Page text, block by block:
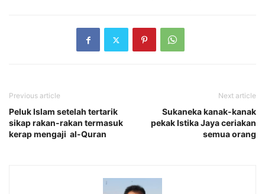
Previous article
Peluk Islam setelah tertarik
sikap rakan-rakan termasuk
kerap mengaji al-Quran
Next article
Sukaneka kanak-kanak
pekak Istika Jaya ceriakan
semua orang